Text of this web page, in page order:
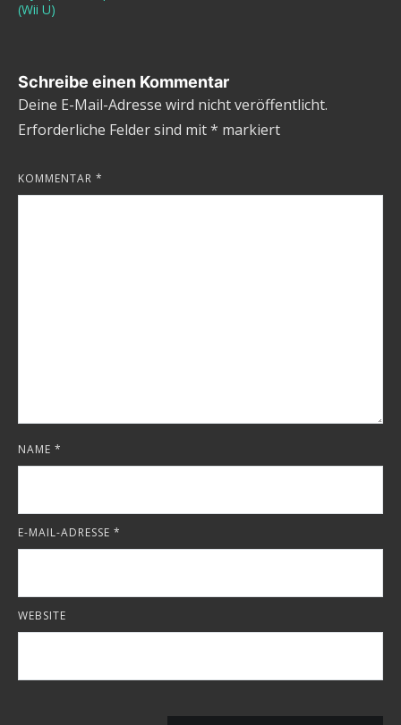
(Wii U)
Schreibe einen Kommentar
Deine E-Mail-Adresse wird nicht veröffentlicht.
Erforderliche Felder sind mit* markiert
KOMMENTAR *
NAME *
E-MAIL-ADRESSE *
WEBSITE